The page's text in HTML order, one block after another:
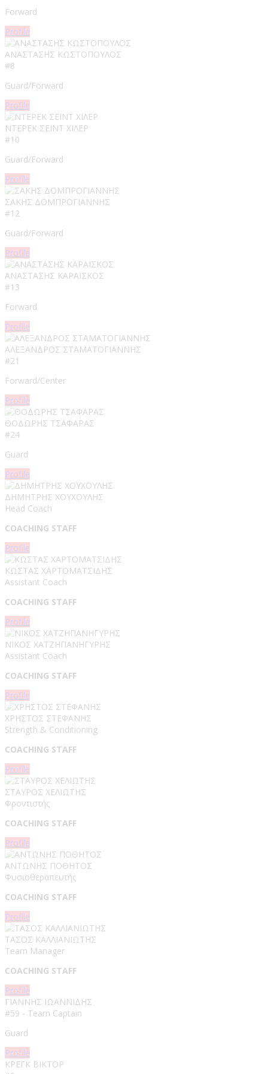
Forward
Profile
ΑΝΑΣΤΑΣΗΣ ΚΩΣΤΟΠΟΥΛΟΣ​
#8
Guard/Forward
Profile
ΝΤΕΡΕΚ ΣΕΙΝΤ ΧΙΛΕΡ
#10
Guard/Forward
Profile
ΣΑΚΗΣ ΔΟΜΠΡΟΓΙΑΝΝΗΣ
#12
Guard/Forward
Profile
ΑΝΑΣΤΑΣΗΣ ΚΑΡΑΪΣΚΟΣ
#13
Forward
Profile
ΑΛΕΞΑΝΔΡΟΣ ΣΤΑΜΑΤΟΓΙΑΝΝΗΣ​
#21
Forward/Center
Profile
ΘΟΔΩΡΗΣ ΤΣΑΦΑΡΑΣ
#24
Guard
Profile
ΔΗΜΗΤΡΗΣ ΧΟΥΧΟΥΛΗΣ
Head Coach
COACHING STAFF
Profile
ΚΩΣΤΑΣ ΧΑΡΤΟΜΑΤΣΙΔΗΣ
Assistant Coach
COACHING STAFF
Profile
ΝΙΚΟΣ ΧΑΤΖΗΠΑΝΗΓΥΡΗΣ
Assistant Coach
COACHING STAFF
Profile
ΧΡΗΣΤΟΣ ΣΤΕΦΑΝΗΣ
Strength & Conditioning
COACHING STAFF
Profile
ΣΤΑΥΡΟΣ ΧΕΛΙΩΤΗΣ
Φροντιστής
COACHING STAFF
Profile
ΑΝΤΩΝΗΣ ΠΟΘΗΤΟΣ
Φυσιοθεραπευτής
COACHING STAFF
Profile
ΤΑΣΟΣ ΚΑΛΛΙΑΝΙΩΤΗΣ
Team Manager
COACHING STAFF
Profile
ΓΙΑΝΝΗΣ ΙΩΑΝΝΙΔΗΣ
#59 - Team Captain
Guard
Profile
ΚΡΕΓΚ ΒΙΚΤΟΡ